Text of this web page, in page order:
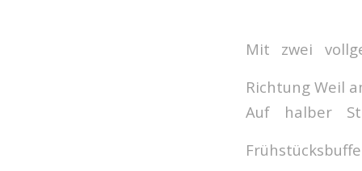
Mit zwei
Richtung Weil
Auf halber